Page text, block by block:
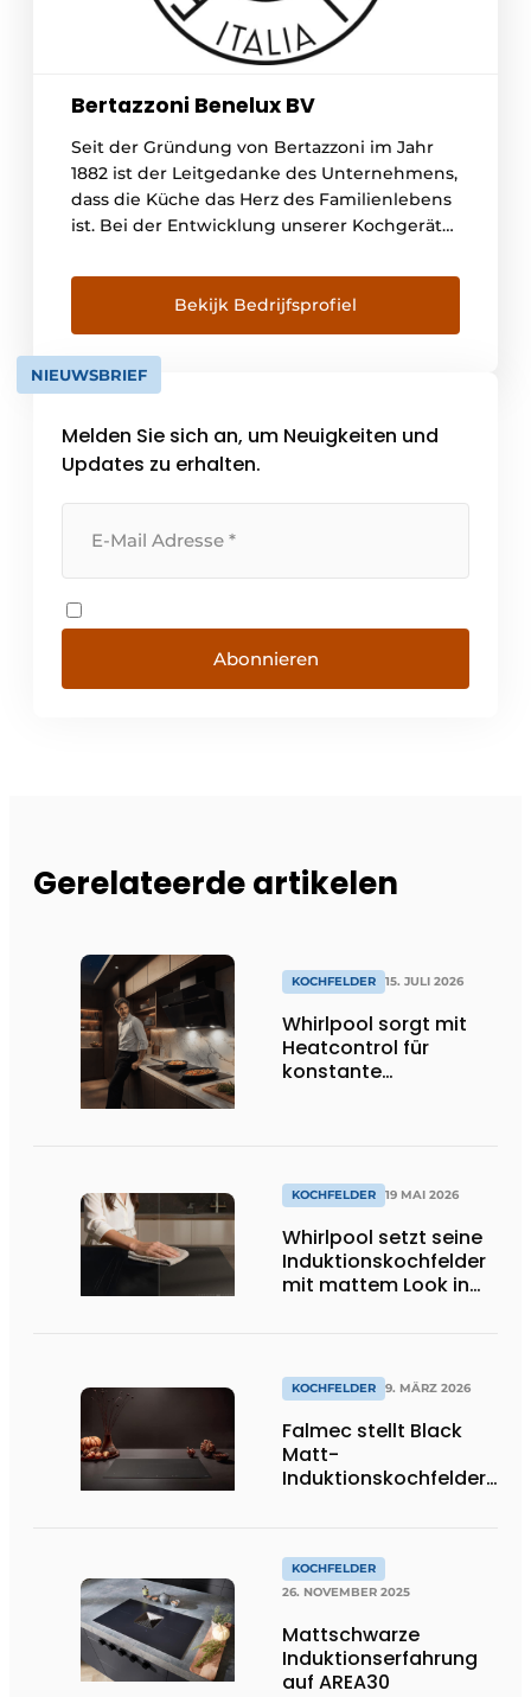
Bertazzoni Benelux BV
Seit der Gründung von Bertazzoni im Jahr
1882 ist der Leitgedanke des Unternehmens,
dass die Küche das Herz des Familienlebens
ist. Bei der Entwicklung unserer Kochgeräte
zu helfen, die besten selbstgekochten
Mahlzeiten auf den Tisch zu bringen.
Bertazzoni hat seinen Ruf auf durchdachten
[...]
Bekijk Bedrijfsprofiel
NIEUWSBRIEF
Melden Sie sich an, um Neuigkeiten und
Updates zu erhalten.
Abonnieren
Gerelateerde artikelen
KOCHFELDER 15. JULI 2026
Whirlpool sorgt mit
Heatcontrol für
konstante
KOCHFELDER 19 MAI 2026
Whirlpool setzt seine
Induktionskochfelder
mit mattem Look in
KOCHFELDER 9. MÄRZ 2026
Falmec stellt Black
Matt-
Induktionskochfelder
KOCHFELDER
26. NOVEMBER 2025
Mattschwarze
Induktionserfahrung
auf AREA30